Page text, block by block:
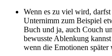
Wenn es zu viel wird,
Unternimm zum Beispiel
Buch und ja, auch Couch
bewusste Ablenkung
wenn die Emotionen später